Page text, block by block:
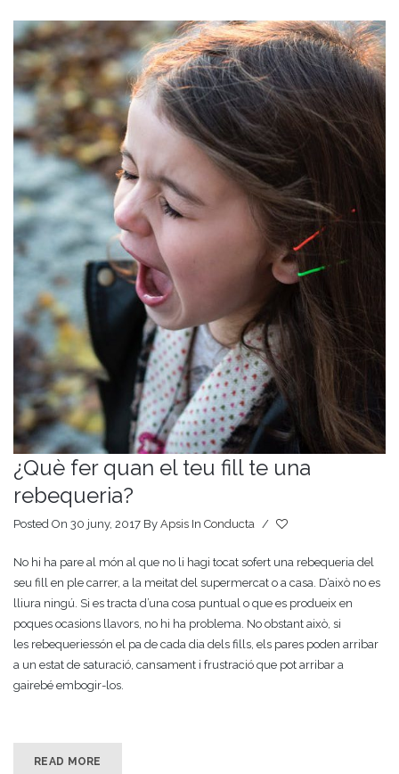
¿Què fer quan el teu fill te una
rebequeria?
Posted On 30 juny, 2017 By Apsis In Conducta /
No hi ha pare al món al que no li hagi tocat sofert una rebequeria del
seu fill en ple carrer, a la meitat del supermercat o a casa. D’això no es
lliura ningú. Si es tracta d’una cosa puntual o que es produeix en
poques ocasions llavors, no hi ha problema. No obstant això, si
les rebequeriessón el pa de cada dia dels fills, els pares poden arribar
a un estat de saturació, cansament i frustració que pot arribar a
gairebé embogir-los.
READ MORE